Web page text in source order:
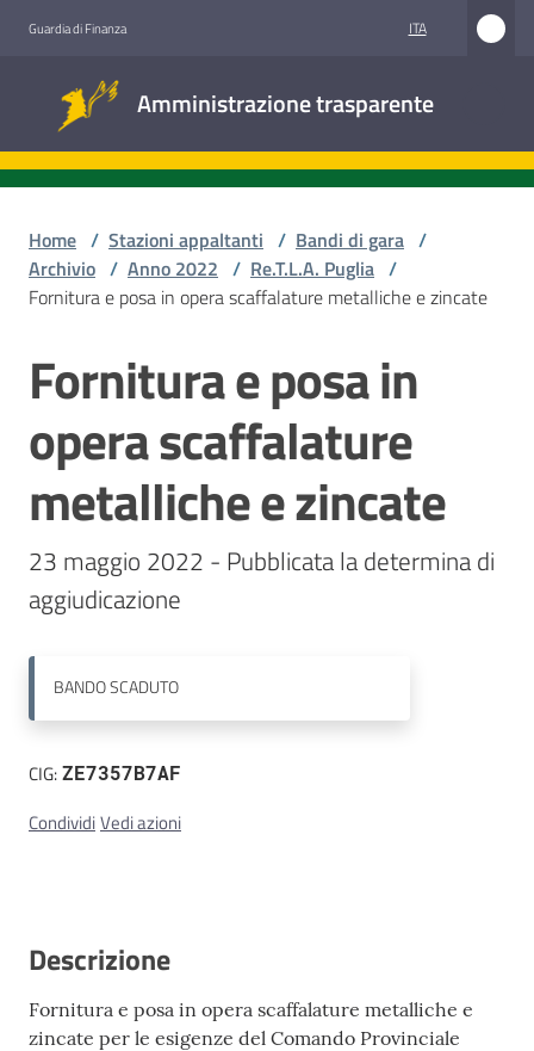
Guardia di Finanza ITA
Amministrazione trasparente
trasparente
Stazioni
appaltanti
Contatti
Home / Stazioni appaltanti / Bandi di gara /
Archivio / Anno 2022 / Re.T.L.A. Puglia /
Fornitura e posa in opera scaffalature metalliche e zincate
Salta al contenuto
Fornitura e posa in
opera scaffalature
metalliche e zincate
23 maggio 2022 - Pubblicata la determina di
aggiudicazione
BANDOSCADUTO
CIG:ZE7357B7AF
CondividiVedi azioni
Descrizione
Fornitura e posa in opera scaffalature metalliche e
zincate per le esigenze del Comando Provinciale